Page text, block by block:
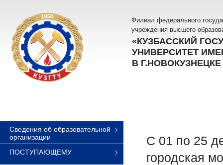
Филиал федерального
учреждения высшего
«КУЗБАССКИЙ
УНИВЕРСИТЕТ
В Г.НОВОКУЗНЕЦКЕ
Сведения об образовательной
организации
ПОСТУПАЮЩЕМУ
С 01 по 25
городская